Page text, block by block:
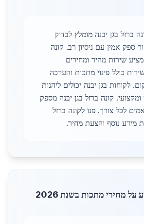
ברזל בגן יבנה מומלץ לבדוק
ספק אמין עם ניסיון רב. קונה
שירות מהיר ומחירים
כולל פינוי מתכות והערכה
לקוחות בגן יבנה יכולים ליהנות
קונה ברזל בגן יבנה מספק
לכל צורך. פנו לקונה ברזל
מידע נוסף והצעת מחיר.
מחירי מתכות בשנת 2026